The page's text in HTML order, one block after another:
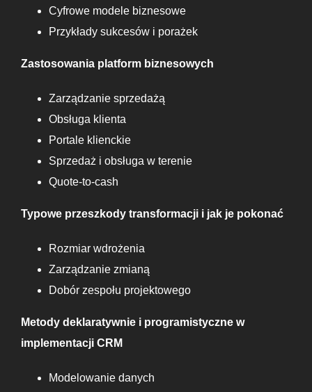
Cyfrowe modele biznesowe
Przykłady sukcesów i porażek
Zastosowania platform biznesowych
Zarządzanie sprzedażą
Obsługa klienta
Portale klienckie
Sprzedaż i obsługa w terenie
Quote-to-cash
Typowe przeszkody transformacji i jak je pokonać
Rozmiar wdrożenia
Zarządzanie zmianą
Dobór zespołu projektowego
Metody deklaratywnie i programistyczne w
implementacji CRM
Modelowanie danych